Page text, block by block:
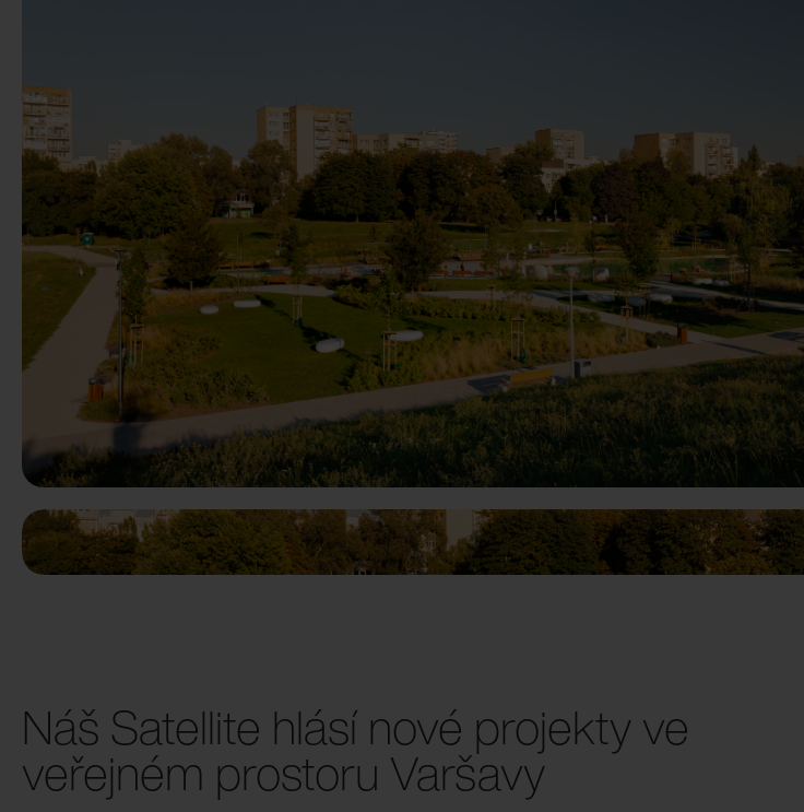
Předchozí
Náš Satellite hlásí nové projekty ve
veřejném prostoru Varšavy